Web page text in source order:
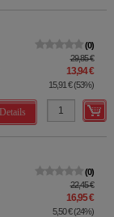
0
29,85 €
13,94 €
15,91 €(53%)
Details
0
22,45 €
16,95 €
5,50 €(24%)